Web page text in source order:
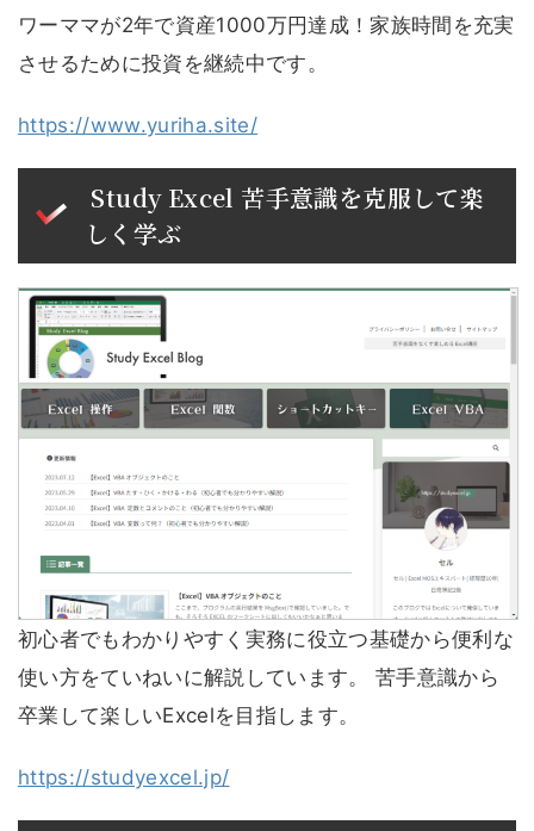
ワーママが2年で資産1000万円達成！家族時間を充実
させるために投資を継続中です。
https://www.yuriha.site/
Study Excel 苦手意識を克服して楽
しく学ぶ
初心者でもわかりやすく実務に役立つ基礎から便利な
使い方をていねいに解説しています。 苦手意識から
卒業して楽しいExcelを目指します。
https://studyexcel.jp/